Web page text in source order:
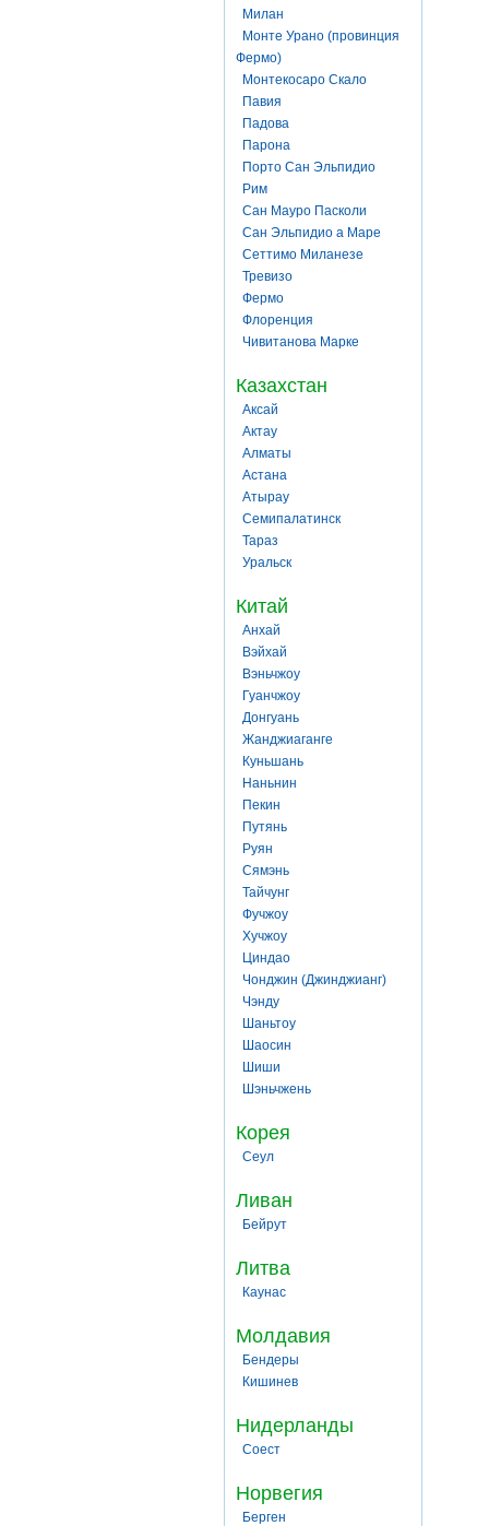
Милан
Монте Урано (провинция
Фермо)
Монтекосаро Скало
Павия
Падова
Парона
Порто Сан Эльпидио
Рим
Сан Мауро Пасколи
Сан Эльпидио а Маре
Сеттимо Миланезе
Тревизо
Фермо
Флоренция
Чивитанова Марке
Казахстан
Аксай
Актау
Алматы
Астана
Атырау
Семипалатинск
Тараз
Уральск
Китай
Анхай
Вэйхай
Вэньчжоу
Гуанчжоу
Донгуань
Жанджиаганге
Куньшань
Наньнин
Пекин
Путянь
Руян
Сямэнь
Тайчунг
Фучжоу
Хучжоу
Циндао
Чонджин (Джинджианг)
Чэнду
Шаньтоу
Шаосин
Шиши
Шэньчжень
Корея
Сеул
Ливан
Бейрут
Литва
Каунас
Молдавия
Бендеры
Кишинев
Нидерланды
Соест
Норвегия
Берген